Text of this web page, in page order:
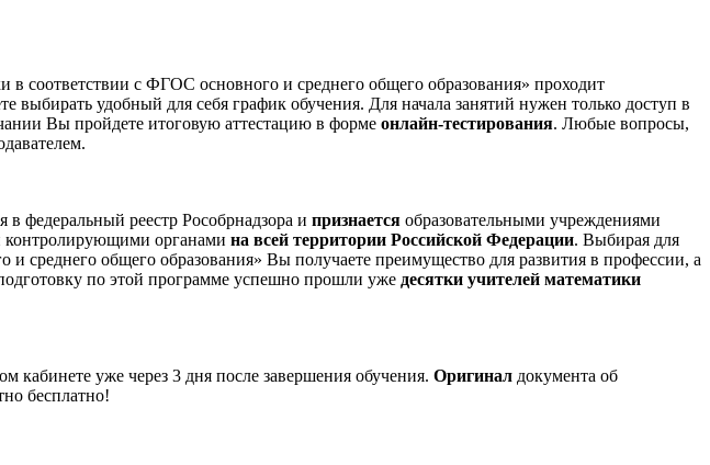
в соответствии с ФГОС основного и среднего общего образования» проходит
выбирать удобный для себя график обучения. Для начала занятий нужен только доступ в
Вы пройдете итоговую аттестацию в форме онлайн-тестирования. Любые вопросы,
реестр Рособрнадзора и признается образовательными учреждениями
контролирующими органами на всей территории Российской Федерации. Выбирая для
среднего общего образования» Вы получаете преимущество для развития в профессии, а
по этой программе успешно прошли уже десятки учителей математики
кабинете уже через 3 дня после завершения обучения. Оригинал документа об
бесплатно!